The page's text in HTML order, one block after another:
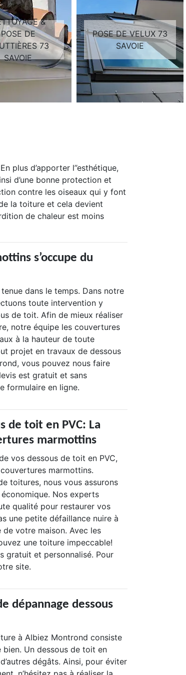
&
POSE DE
73
SAVOIE
POSE DE VELUX 73
SAVOIE
plus d’apporter l’’esthétique,
d’une bonne protection et
contre les oiseaux qui y font
la toiture et cela devient
de chaleur est moins
s’occupe du
dans le temps. Dans notre
toute intervention y
de toit. Afin de mieux réaliser
notre équipe les couvertures
à la hauteur de toute
projet en travaux de dessous
vous pouvez nous faire
est gratuit et sans
formulaire en ligne.
de toit en PVC: La
marmottins
vos dessous de toit en PVC,
marmottins.
toitures, nous vous assurons
Nos experts
qualité pour restaurer vos
une petite défaillance nuire à
votre maison. Avec les
une toiture impeccable!
gratuit et personnalisé. Pour
site.
dépannage dessous
à Albiez Montrond consiste
Un dessous de toit en
dégâts. Ainsi, pour éviter